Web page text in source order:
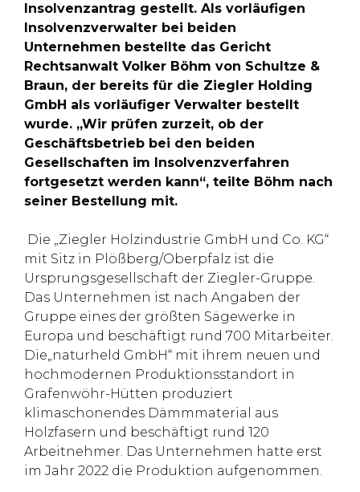
Insolvenzantrag gestellt. Als vorläufigen
Insolvenzverwalter bei beiden
Unternehmen bestellte das Gericht
Rechtsanwalt Volker Böhm von Schultze &
Braun, der bereits für die Ziegler Holding
GmbH als vorläufiger Verwalter bestellt
wurde. „Wir prüfen zurzeit, ob der
Geschäftsbetrieb bei den beiden
Gesellschaften im Insolvenzverfahren
fortgesetzt werden kann“, teilte Böhm nach
seiner Bestellung mit.
Die „Ziegler Holzindustrie GmbH und Co. KG“
mit Sitz in Plößberg/Oberpfalz ist die
Ursprungsgesellschaft der Ziegler-Gruppe.
Das Unternehmen ist nach Angaben der
Gruppe eines der größten Sägewerke in
Europa und beschäftigt rund 700 Mitarbeiter.
Die„naturheld GmbH“ mit ihrem neuen und
hochmodernen Produktionsstandort in
Grafenwöhr-Hütten produziert
klimaschonendes Dämmmaterial aus
Holzfasern und beschäftigt rund 120
Arbeitnehmer. Das Unternehmen hatte erst
im Jahr 2022 die Produktion aufgenommen.